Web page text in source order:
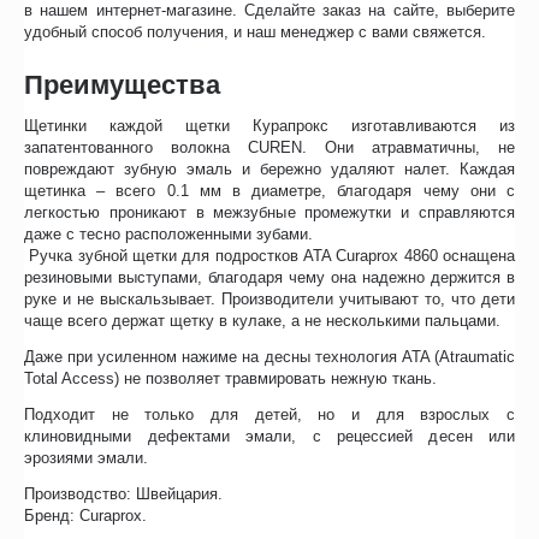
в нашем интернет-магазине. Сделайте заказ на сайте, выберите
удобный способ получения, и наш менеджер с вами свяжется.
Преимущества
Щетинки каждой щетки Курапрокс изготавливаются из
запатентованного волокна CUREN. Они атравматичны, не
повреждают зубную эмаль и бережно удаляют налет. Каждая
щетинка – всего 0.1 мм в диаметре, благодаря чему они с
легкостью проникают в межзубные промежутки и справляются
даже с тесно расположенными зубами.
Ручка зубной щетки для подростков ATA Curaprox 4860 оснащена
резиновыми выступами, благодаря чему она надежно держится в
руке и не выскальзывает. Производители учитывают то, что дети
чаще всего держат щетку в кулаке, а не несколькими пальцами.
Даже при усиленном нажиме на десны технология ATA (Atraumatic
Total Access) не позволяет травмировать нежную ткань.
Подходит не только для детей, но и для взрослых с
клиновидными дефектами эмали, с рецессией десен или
эрозиями эмали.
Производство: Швейцария.
Бренд: Curaprox.